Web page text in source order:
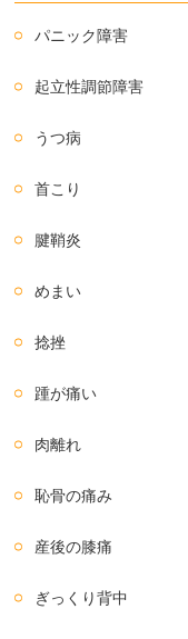
パニック障害
起立性調節障害
うつ病
首こり
腱鞘炎
めまい
捻挫
踵が痛い
肉離れ
恥骨の痛み
産後の膝痛
ぎっくり背中